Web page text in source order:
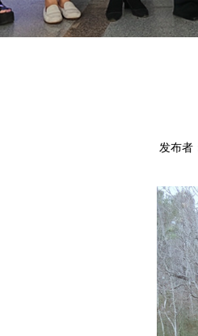
发布者